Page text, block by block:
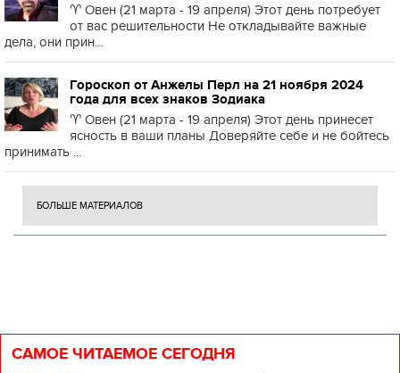
♈️ Овен (21 марта - 19 апреля) Этот день потребует
от вас решительности Не откладывайте важные
дела, они прин...
Гороскоп от Анжелы Перл на 21 ноября 2024
года для всех знаков Зодиака
♈️ Овен (21 марта - 19 апреля) Этот день принесет
ясность в ваши планы Доверяйте себе и не бойтесь
принимать ...
БОЛЬШЕ МАТЕРИАЛОВ
САМОЕ ЧИТАЕМОЕ СЕГОДНЯ